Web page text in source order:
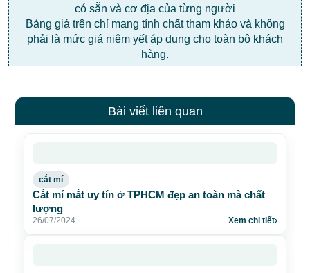
có sẵn và cơ địa của từng người
Bảng giá trên chỉ mang tính chất tham khảo và không
phải là mức giá niêm yết áp dụng cho toàn bộ khách
hàng.
Bài viết liên quan
cắt mí
Cắt mí mắt uy tín ở TPHCM đẹp an toàn mà chất
lượng
26/07/2024 Xem chi tiết›